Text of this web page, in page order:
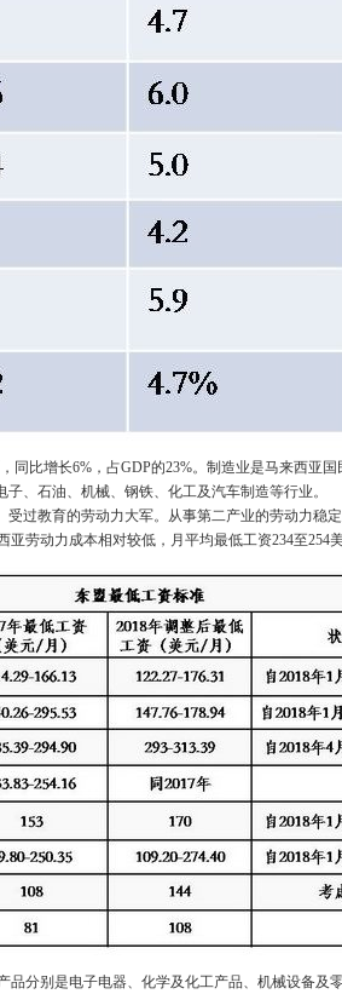
同比增长6%，占GDP的23%。制造业是马来西亚
子、石油、机械、钢铁、化工及汽车制造等行业。
过教育的劳动力大军。从事第二产业的劳动力稳
劳动力成本相对较低，月平均最低工资234至254
品分别是电子电器、化学及化工产品、机械设备及